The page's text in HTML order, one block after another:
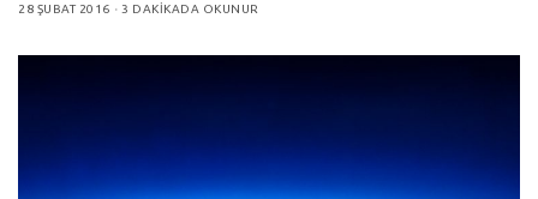
28 ŞUBAT 2016 3 DAKIKADA OKUNUR